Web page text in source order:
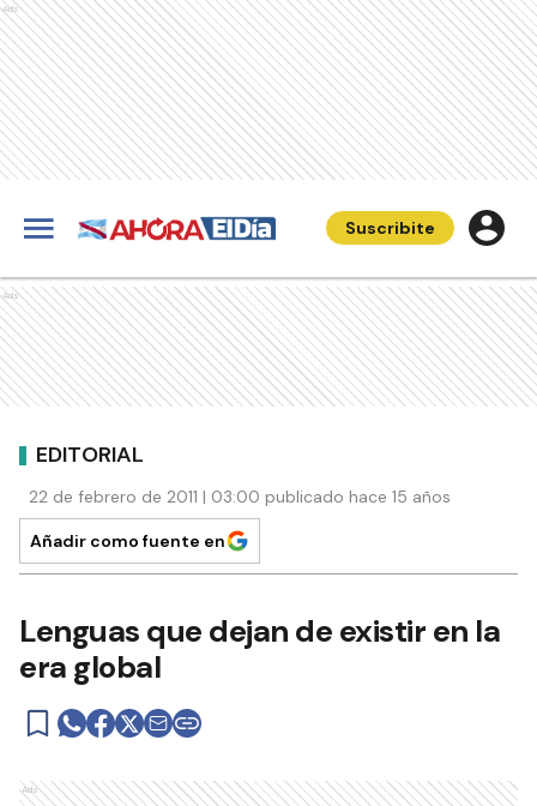
Ads
Suscribite
Ads
EDITORIAL
22 de febrero de 2011 | 03:00 publicado hace 15 años
Añadir como fuente en
Lenguas que dejan de existir en la
era global
Ads